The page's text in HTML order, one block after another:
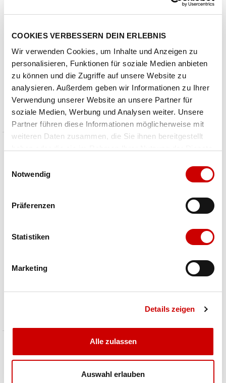
COOKIES VERBESSERN DEIN ERLEBNIS
Wir verwenden Cookies, um Inhalte und Anzeigen zu
personalisieren, Funktionen für soziale Medien anbieten
zu können und die Zugriffe auf unsere Website zu
analysieren. Außerdem geben wir Informationen zu Ihrer
Verwendung unserer Website an unsere Partner für
soziale Medien, Werbung und Analysen weiter. Unsere
Partner führen diese Informationen möglicherweise mit
weiteren Daten zusammen, die Sie ihnen bereitgestellt
Notwendig
Präferenzen
Statistiken
Marketing
Details zeigen
Alle zulassen
Auswahl erlauben
Fjällräven
Skule Sling 6
CHF 52.00
Preis reduziert vonAn
Allpa X 1.5L Hip Pack
Preis reduziert von
An
Dakine
CHF 40.00 CHF 49.00